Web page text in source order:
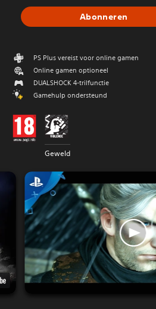
Abonneren
PS Plus vereist voor online gamen
Online gamen optioneel
DUALSHOCK 4-trilfunctie
Gamehulp ondersteund
Geweld